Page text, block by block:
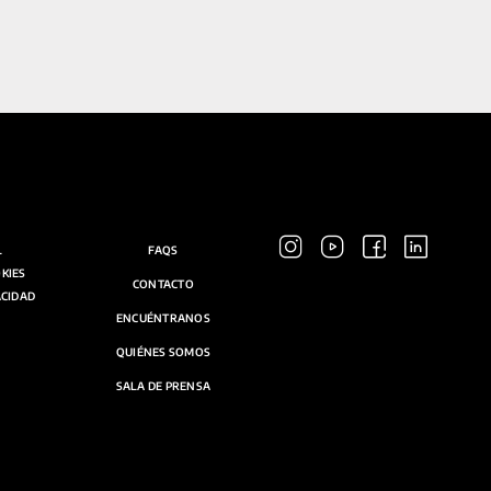
FAQS
CONTACTO
ENCUÉNTRANOS
QUIÉNES SOMOS
SALA DE PRENSA